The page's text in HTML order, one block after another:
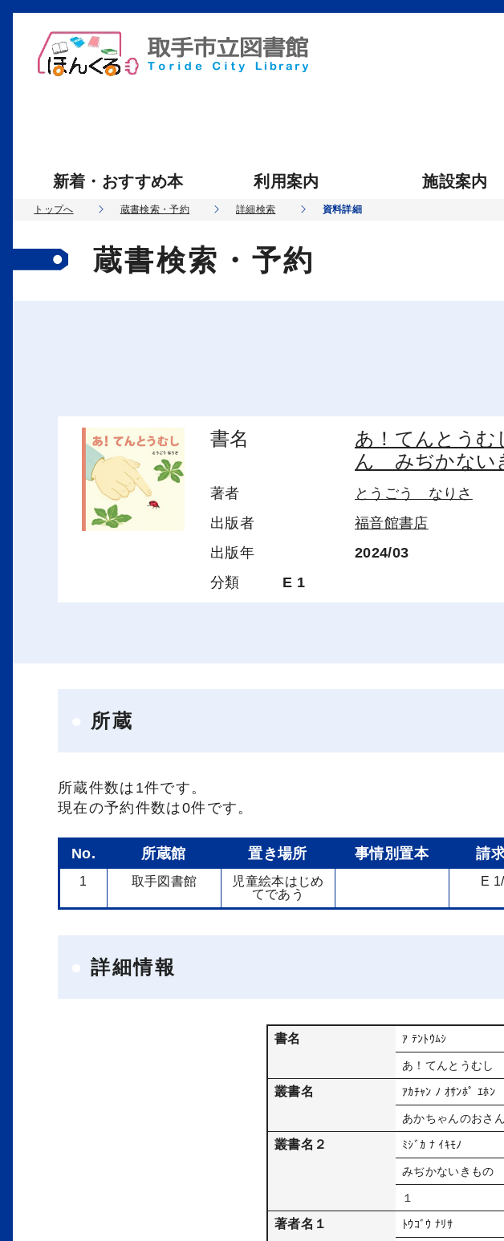
新着・おすすめ本 利用案内 施設案内
トップへ 蔵書検索・予約 詳細検索 資料詳細
蔵書検索・予約
書名
あ！てんとう
ん みぢかない
著者
とうごう なりさ
出版者
福音館書店
出版年
2024/03
分類
E 1
所蔵
所蔵件数は1件です。
現在の予約件数は0件です。
No. 所蔵館 置き場所 事情別置本 請
1 取手図書館
児童絵本はじめ
てであう
E
詳細情報
書名 ｱ ﾃﾝﾄｳﾑｼ
あ！てんとうむし
叢書名 ｱｶﾁｬﾝ ﾉ ｵｻﾝﾎﾟ ｴﾎﾝ
あかちゃんのおさ
叢書名２ ﾐｼﾞｶ ﾅ ｲｷﾓﾉ
みぢかないきもの
１
著者名１ ﾄｳｺﾞｳ ﾅﾘｻ